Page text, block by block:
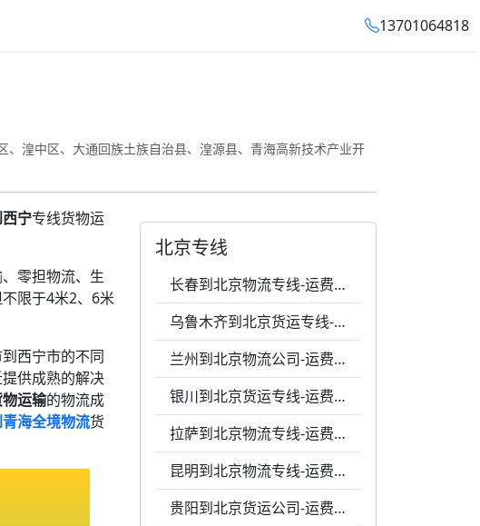
13701064818
湟中区、大通回族土族自治县、湟源县、青海高新技术产业开
宁专线货物运
零担物流、生
限于4米2、6米
西宁市的不同
供成熟的解决
运输的物流成
海全境物流货
北京专线
长春到北京物流专线-运费0.42元1公斤-天天发车
乌鲁木齐到北京货运专线-运费0.64元一公斤-高效响应
兰州到北京物流公司-运费0.47元1千克-价格透明
银川到北京货运专线-运费0.42元1公斤-价格透明
拉萨到北京物流专线-运费0.66元每公斤-高效响应
昆明到北京物流专线-运费0.59元1千克-灵活调度
贵阳到北京货运公司-运费0.54元1千克-高效响应